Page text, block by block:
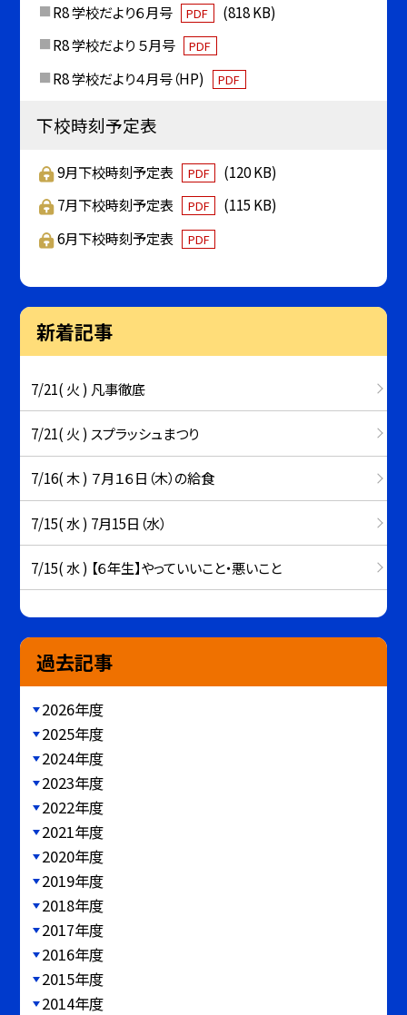
R8 学校だより６月号 PDF
(818 KB)
R8 学校だより ５月号
PDF
R8 学校だより４月号（HP) PDF
下校時刻予定表
9月下校時刻予定表 PDF
(120 KB)
7月下校時刻予定表
PDF
(115 KB)
6月下校時刻予定表
PDF
新着記事
7/21( 火 ) 凡事徹底
7/21( 火 ) スプラッシュまつり
7/16( 木 ) ７月１６日（木）の給食
7/15( 水 ) 7月15日（水）
7/15( 水 ) 【６年生】やっていいこと・悪いこと
過去記事
2026年度
2025年度
2024年度
2023年度
2022年度
2021年度
2020年度
2019年度
2018年度
2017年度
2016年度
2015年度
2014年度